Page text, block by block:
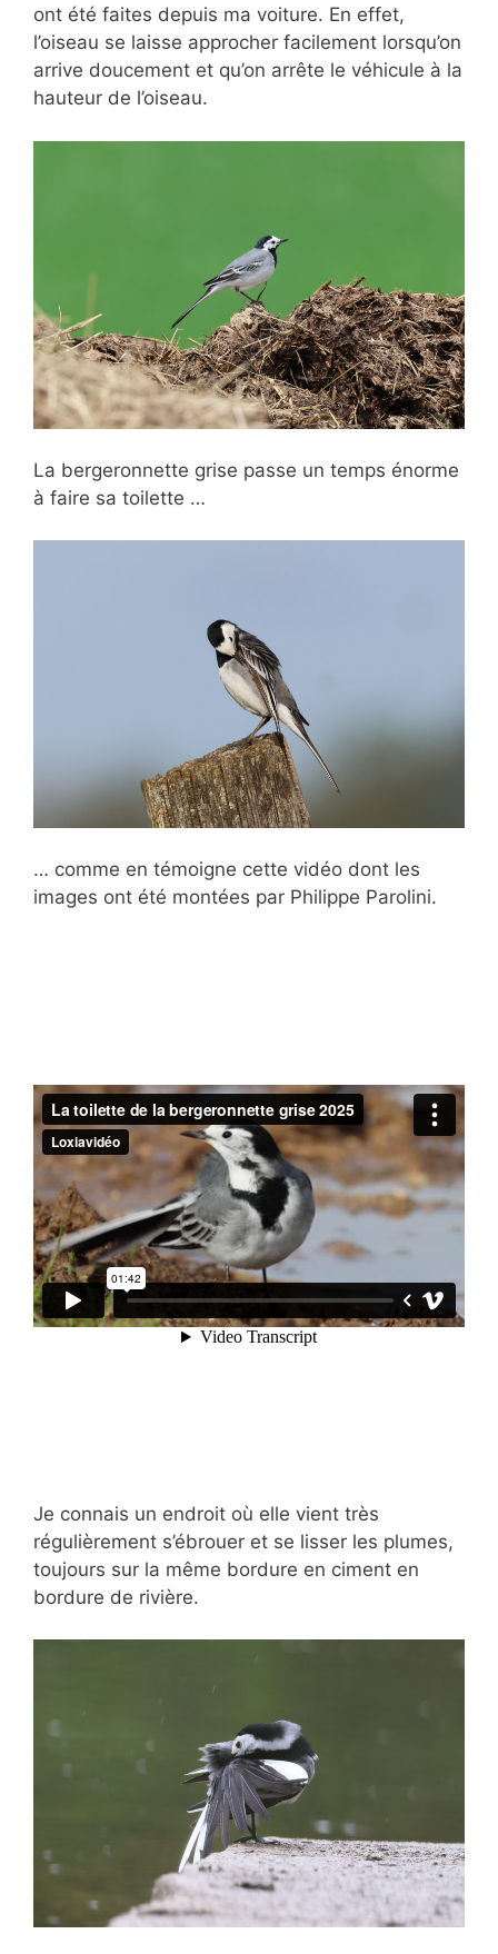
ont été faites depuis ma voiture. En effet,
l’oiseau se laisse approcher facilement lorsqu’on
arrive doucement et qu’on arrête le véhicule à la
hauteur de l’oiseau.
La bergeronnette grise passe un temps énorme
à faire sa toilette …
… comme en témoigne cette vidéo dont les
images ont été montées par Philippe Parolini.
Je connais un endroit où elle vient très
régulièrement s’ébrouer et se lisser les plumes,
toujours sur la même bordure en ciment en
bordure de rivière.